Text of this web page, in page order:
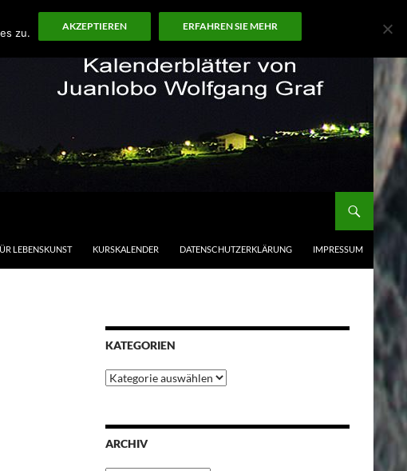
LEBENSKUNST KURSKALENDER DATENSCHUTZERKLÄRUNG IMPRESSUM
KATEGORIEN
Kategorien
ARCHIV
zu.
AKZEPTIEREN ERFAHREN SIE MEHR